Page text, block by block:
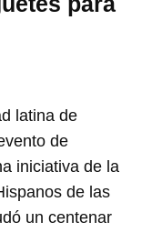
latina de
de
iniciativa de la
de las
un centenar